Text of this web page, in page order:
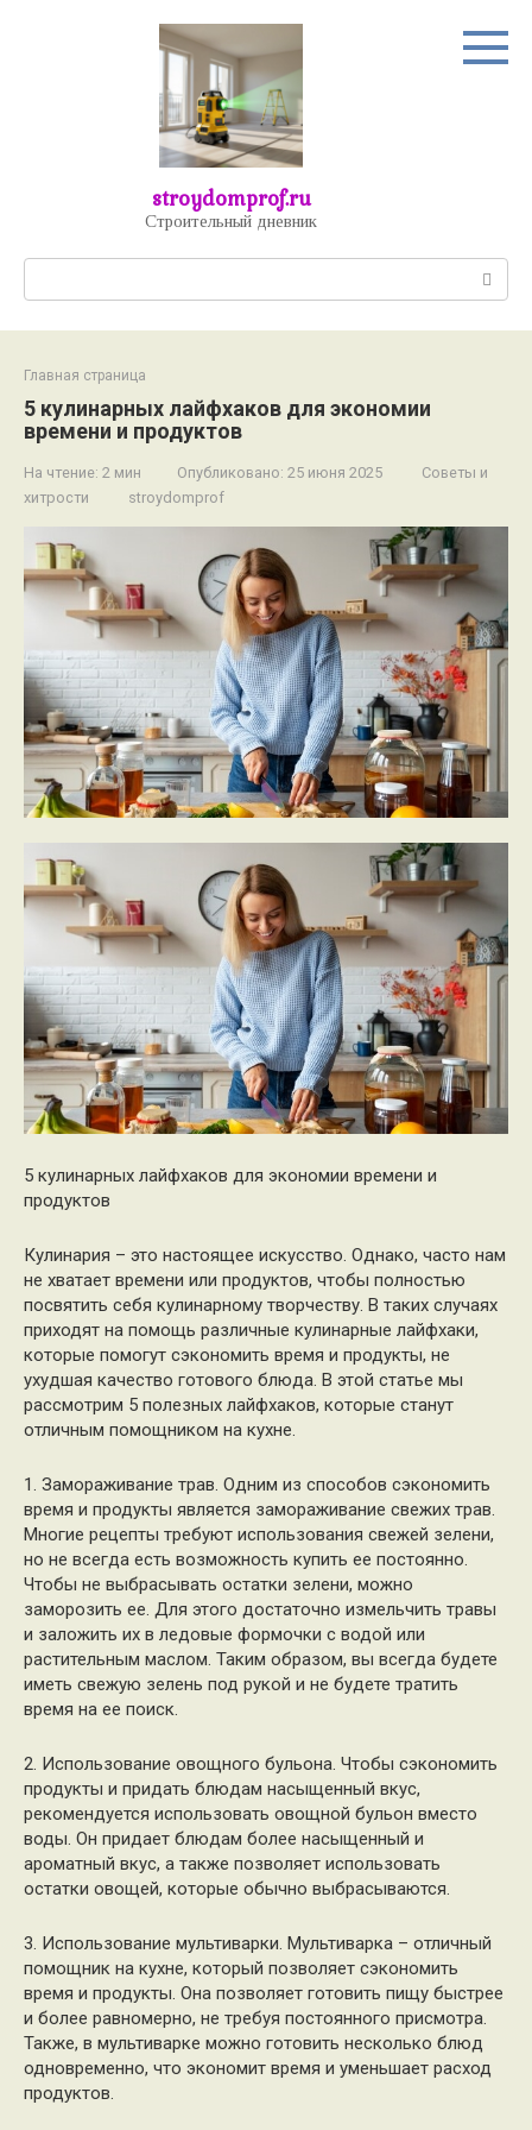
stroydomprof.ru
Строительный дневник
Главная страница
5 кулинарных лайфхаков для экономии
времени и продуктов
На чтение: 2 мин Опубликовано: 25 июня 2025
Советы и
хитрости
stroydomprof
5 кулинарных лайфхаков для экономии времени и
продуктов
Кулинария – это настоящее искусство. Однако, часто нам
не хватает времени или продуктов, чтобы полностью
посвятить себя кулинарному творчеству. В таких случаях
приходят на помощь различные кулинарные лайфхаки,
которые помогут сэкономить время и продукты, не
ухудшая качество готового блюда. В этой статье мы
рассмотрим 5 полезных лайфхаков, которые станут
отличным помощником на кухне.
1. Замораживание трав. Одним из способов сэкономить
время и продукты является замораживание свежих трав.
Многие рецепты требуют использования свежей зелени,
но не всегда есть возможность купить ее постоянно.
Чтобы не выбрасывать остатки зелени, можно
заморозить ее. Для этого достаточно измельчить травы
и заложить их в ледовые формочки с водой или
растительным маслом. Таким образом, вы всегда будете
иметь свежую зелень под рукой и не будете тратить
время на ее поиск.
2. Использование овощного бульона. Чтобы сэкономить
продукты и придать блюдам насыщенный вкус,
рекомендуется использовать овощной бульон вместо
воды. Он придает блюдам более насыщенный и
ароматный вкус, а также позволяет использовать
остатки овощей, которые обычно выбрасываются.
3. Использование мультиварки. Мультиварка – отличный
помощник на кухне, который позволяет сэкономить
время и продукты. Она позволяет готовить пищу быстрее
и более равномерно, не требуя постоянного присмотра.
Также, в мультиварке можно готовить несколько блюд
одновременно, что экономит время и уменьшает расход
продуктов.